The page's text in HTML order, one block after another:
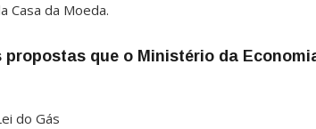
Casa da Moeda.
que o Ministério da
do Gás